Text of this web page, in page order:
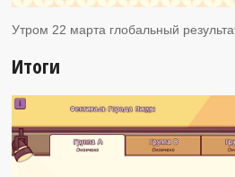
Утром 22 марта глобальный
Итоги